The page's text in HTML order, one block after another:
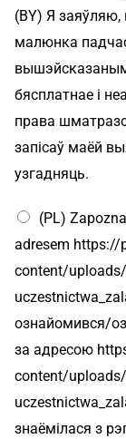
(BY) Я заяўляю,
малюнка
бясплатнае і
права
запісаў маёй
узгадняць.
а
E
m
a
l
/
(PL)
adresem https://
content/
ознайомився/
за адресою
content/
знаёмілася з